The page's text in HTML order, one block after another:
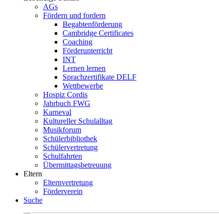
AGs
Fördern und fordern
Begabtenförderung
Cambridge Certificates
Coaching
Förderunterricht
INT
Lernen lernen
Sprachzertifikate DELF
Wettbewerbe
Hospiz Cordis
Jahrbuch FWG
Karneval
Kultureller Schulalltag
Musikforum
Schülerbibliothek
Schülervertretung
Schulfahrten
Übermittagsbetreuung
Eltern
Elternvertretung
Förderverein
Suche